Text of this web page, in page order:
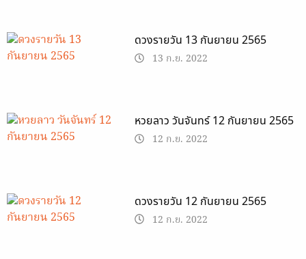
ดวงรายวัน 13 กันยายน 2565
13 ก.ย. 2022
หวยลาว วันจันทร์ 12 กันยายน 2565
12 ก.ย. 2022
ดวงรายวัน 12 กันยายน 2565
12 ก.ย. 2022